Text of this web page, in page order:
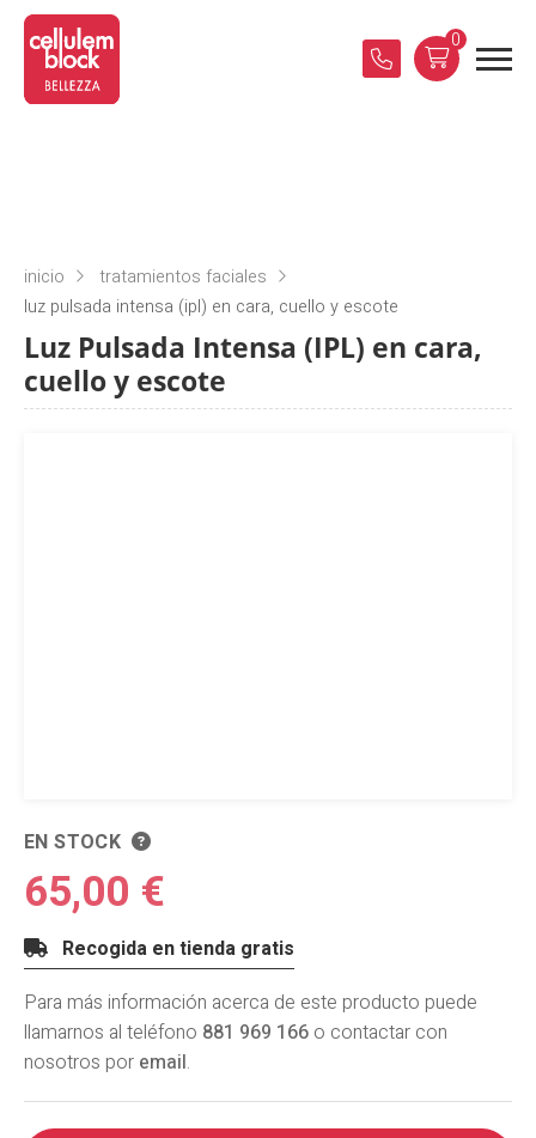
0
inicio
tratamientos faciales
luz pulsada intensa (ipl) en cara, cuello y escote
Luz Pulsada Intensa (IPL) en cara,
cuello y escote
EN STOCK
65,00 €
Recogida en tienda gratis
Para más información acerca de este producto puede
llamarnos al teléfono 881 969 166 o contactar con
nosotros por email.